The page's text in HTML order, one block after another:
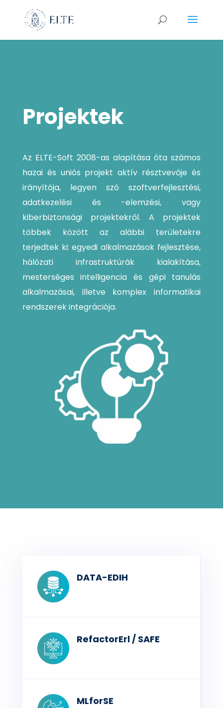
Projektek
Az ELTE-Soft 2008-as alapítása óta számos
hazai és uniós projekt aktív résztvevője és
irányítója, legyen szó szoftverfejlesztési,
adatkezelési és -elemzési, vagy
kiberbiztonsági projektekről. A projektek
többek között az alábbi területekre
terjedtek ki: egyedi alkalmazások fejlesztése,
hálózati infrastruktúrák kialakítása,
mesterséges intelligencia és gépi tanulás
alkalmazásai, illetve komplex informatikai
rendszerek integrációja.
DATA-EDIH
RefactorErl / SAFE
MLforSE